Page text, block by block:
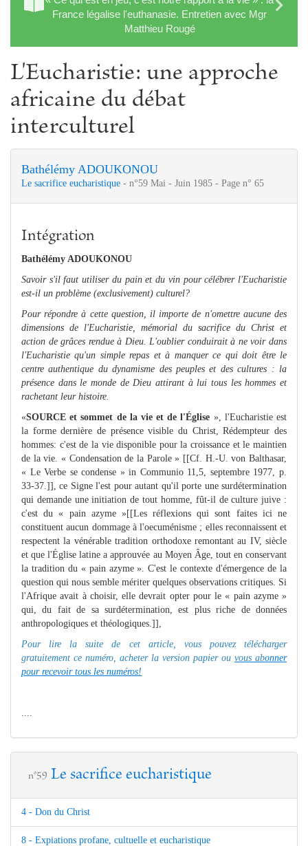
France légalise l'euthanasie. Entretien avec Mgr
Matthieu Rougé
L'Eucharistie: une approche
africaine du débat
interculturel
Bathélémy ADOUKONOU
Le sacrifice eucharistique - n°59 Mai - Juin 1985 - Page n° 65
Intégration
Bathélémy ADOUKONOU
Savoir s'il faut utiliser du pain et du vin pour célébrer l'Eucharistie
est-il un problème (exclusivement) culturel?
Pour répondre à cette question, il importe de n'omettre aucune des
dimensions de l'Eucharistie, mémorial du sacrifice du Christ et
action de grâces rendue à Dieu. L'oublier conduirait à ne voir dans
l'Eucharistie qu'un simple repas et à manquer ce qui doit être le
centre authentique du dynamisme des peuples et des cultures : la
présence dans le monde de Dieu attirant à lui tous les hommes et
rachetant leur histoire.
«SOURCE et sommet de la vie et de l'Église », l'Eucharistie est
la forme dernière de présence visible du Christ, Rédempteur des
hommes: c'est de la vie disponible pour la croissance et le maintien
de la vie. « Condensation de la Parole » [[Cf. H.-U. von Balthasar,
« Le Verbe se condense » in Communio 11,5, septembre 1977, p.
33-37.]], ce Signe l'est pour autant qu'il porte une surdétermination
qui demande une initiation de tout homme, fût-il de culture juive :
c'est du « pain azyme »[[Les réflexions qui sont faites ici ne
constituent aucun dommage à l'oecuménisme ; elles reconnaissent et
respectent la vénérable tradition orthodoxe remontant au IV, siècle
et que l'Église latine a approuvée au Moyen Âge, tout en conservant
la tradition du « pain azyme ». C'est le contexte d'émergence de la
question qui nous semble mériter quelques observations critiques. Si
l'Afrique avait à choisir, elle devrait opter pour le « pain azyme »
qui, du fait de sa surdétermination, est plus riche de données
anthropologiques et théologiques.]],
Pour lire la suite de cet article, vous pouvez télécharger
gratuitement ce numéro, acheter la version papier ou vous abonner
pour recevoir tous les numéros!
n°59 Le sacrifice eucharistique
4 - Don du Christ
8 - Expiations profane, cultuelle et eucharistique